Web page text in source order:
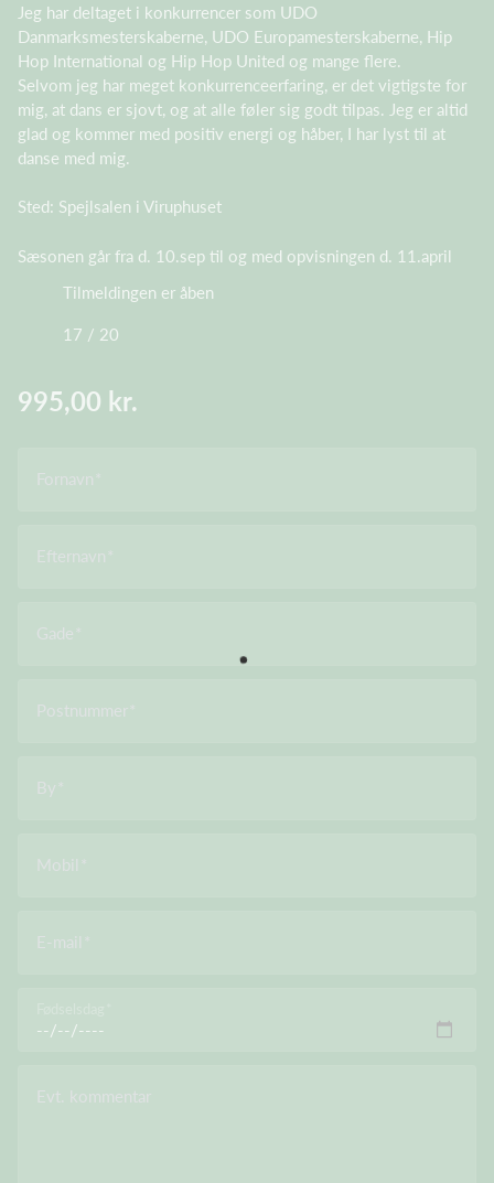
Jeg har deltaget i konkurrencer som UDO
Danmarksmesterskaberne, UDO Europamesterskaberne, Hip
Hop International og Hip Hop United og mange flere.
Selvom jeg har meget konkurrenceerfaring, er det vigtigste for
mig, at dans er sjovt, og at alle føler sig godt tilpas. Jeg er altid
glad og kommer med positiv energi og håber, I har lyst til at
danse med mig.
Sted: Spejlsalen i Viruphuset
Sæsonen går fra d. 10.sep til og med opvisningen d. 11.april
Tilmeldingen er åben
17 / 20
995,00 kr.